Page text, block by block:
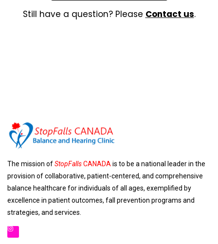
Still have a question? Please Contact us.
The mission ofStopFallsCANADA is to be a national leader in the
provision of collaborative, patient-centered, and comprehensive
balance healthcare for individuals of all ages, exemplified by
excellence in patient outcomes, fall prevention programs and
strategies, and services.